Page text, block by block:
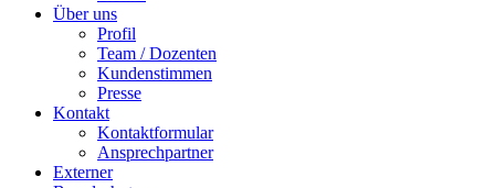
Über uns
Profil
Team / Dozenten
Kundenstimmen
Presse
Kontakt
Kontaktformular
Ansprechpartner
Externer